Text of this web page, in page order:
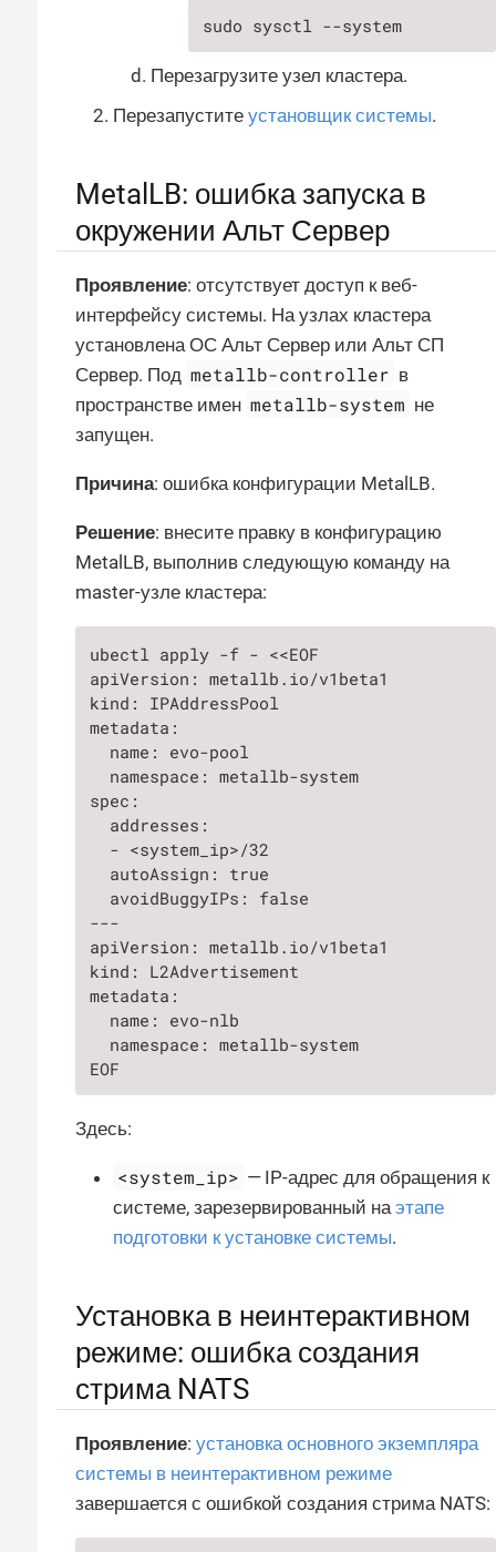
sudo sysctl --system
Перезагрузите узел кластера.
Перезапустите установщик системы.
MetalLB: ошибка запуска в
окружении Альт Сервер
Проявление: отсутствует доступ к веб-
интерфейсу системы. На узлах кластера
установлена ОС Альт Сервер или Альт СП
Сервер. Под metallb-controller в
пространстве имен metallb-system не
запущен.
Причина: ошибка конфигурации MetalLB.
Решение: внесите правку в конфигурацию
MetalLB, выполнив следующую команду на
master-узле кластера:
ubectl apply -f - <<EOF
apiVersion: metallb.io/v1beta1
kind: IPAddressPool
metadata:
  name: evo-pool
  namespace: metallb-system
spec:
  addresses:
  - <system_ip>/32
  autoAssign: true
  avoidBuggyIPs: false
---
apiVersion: metallb.io/v1beta1
kind: L2Advertisement
metadata:
  name: evo-nlb
  namespace: metallb-system
EOF
Здесь:
<system_ip> — IP-адрес для обращения к
системе, зарезервированный на этапе
подготовки к установке системы.
Установка в неинтерактивном
режиме: ошибка создания
стрима NATS
Проявление: установка основного экземпляра
системы в неинтерактивном режиме
завершается с ошибкой создания стрима NATS: